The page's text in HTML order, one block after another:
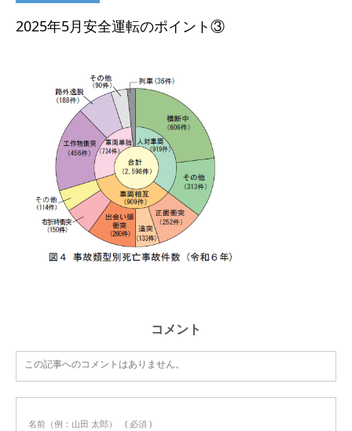
2025年5月安全運転のポイント③
コメント
この記事へのコメントはありません。
名前（例：山田 太郎） ( 必須 )